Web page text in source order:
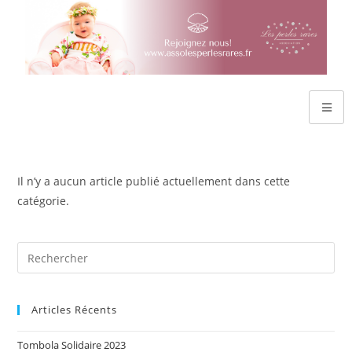
Il n’y a aucun article publié actuellement dans cette
catégorie.
Articles Récents
Tombola Solidaire 2023